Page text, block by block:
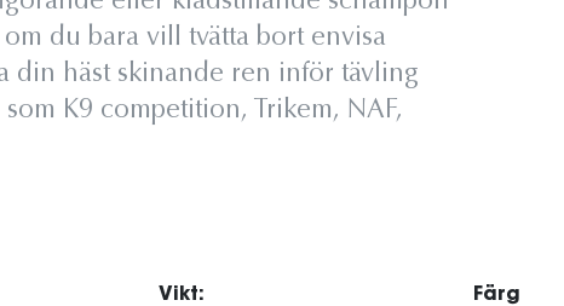
du bara vill tvätta bort envisa
din häst skinande ren inför tävling
K9 competition, Trikem, NAF,
Vikt: Färg